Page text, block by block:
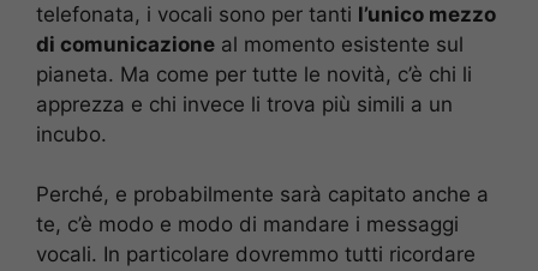
telefonata, i vocali sono per tanti l’unico mezzo
di comunicazione al momento esistente sul
pianeta. Ma come per tutte le novità, c’è chi li
apprezza e chi invece li trova più simili a un
incubo.
Perché, e probabilmente sarà capitato anche a
te, c’è modo e modo di mandare i messaggi
vocali. In particolare dovremmo tutti ricordare